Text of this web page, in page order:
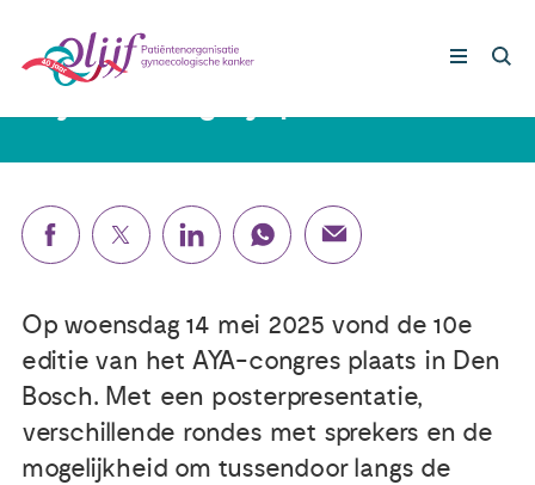
Nieuws
Gynaecologische kankers
Lotgenoten
Steun ons
23 mei 2025
Op woensdag 14 mei 2025 vond de 10e
editie van het AYA-congres plaats in Den
Bosch. Met een posterpresentatie,
verschillende rondes met sprekers en de
mogelijkheid om tussendoor langs de